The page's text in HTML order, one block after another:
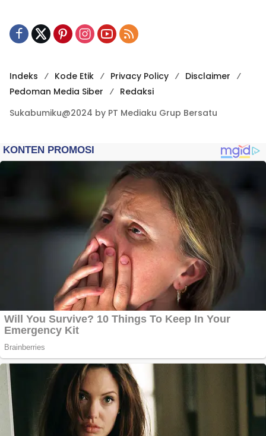
Indeks Kode Etik Privacy Policy
Disclaimer
Pedoman Media Siber
Redaksi
Sukabumiku@2024 by PT Mediaku Grup Bersatu